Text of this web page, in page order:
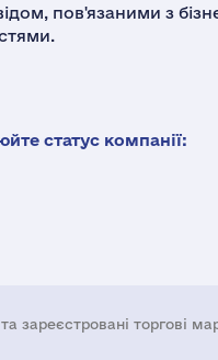
пов'язаними з
статус компанії:
зареєстровані торгові